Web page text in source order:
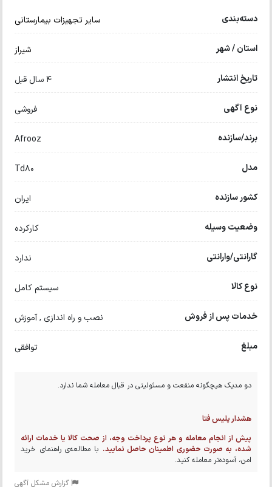
دسته‌بندی سایر تجهیزات بیمارستانی
استان / شهر شیراز
تاریخ انتشار 4 سال قبل
نوع آگهی فروشی
برند/سازنده Afrooz
مدل Td80
کشور سازنده ایران
وضعیت وسیله کارکرده
گارانتی/وارانتی ندارد
نوع کالا سیستم کامل
خدمات پس از فروش نصب و راه اندازی , آموزش
مبلغ توافقی
دو مدیک هیچگونه منفعت و مسئولیتی در قبال معامله شما ندارد.
هشدار پلیس فتا
پیش از انجام معامله و هر نوع پرداخت وجه، از صحت کالا یا خدمات ارائه
شده، به صورت حضوری اطمینان حاصل نمایید. با مطالعه‌ی راهنمای خرید
امن، آسوده‌تر معامله کنید.
گزارش مشکل آگهی